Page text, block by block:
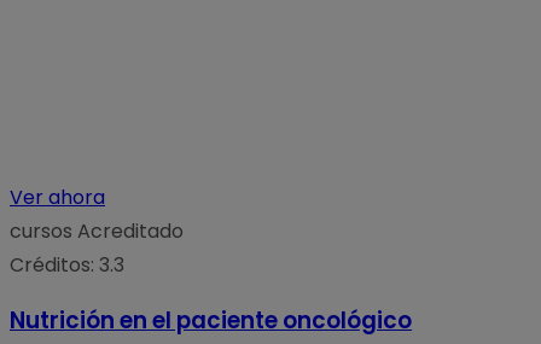
Ver ahora
cursos Acreditado
Créditos: 3.3
Nutrición en el paciente oncológico